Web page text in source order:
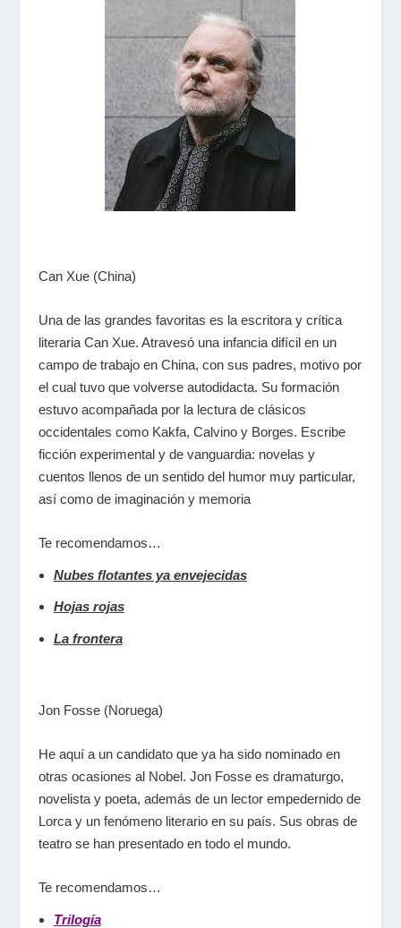
Can Xue (China)
Una de las grandes favoritas es la escritora y crítica
literaria Can Xue. Atravesó una infancia difícil en un
campo de trabajo en China, con sus padres, motivo por
el cual tuvo que volverse autodidacta. Su formación
estuvo acompañada por la lectura de clásicos
occidentales como Kakfa, Calvino y Borges. Escribe
ficción experimental y de vanguardia: novelas y
cuentos llenos de un sentido del humor muy particular,
así como de imaginación y memoria
Te recomendamos…
Nubes flotantes ya envejecidas
Hojas rojas
La frontera
Jon Fosse (Noruega)
He aquí a un candidato que ya ha sido nominado en
otras ocasiones al Nobel. Jon Fosse es dramaturgo,
novelista y poeta, además de un lector empedernido de
Lorca y un fenómeno literario en su país. Sus obras de
teatro se han presentado en todo el mundo.
Te recomendamos…
Trilogía